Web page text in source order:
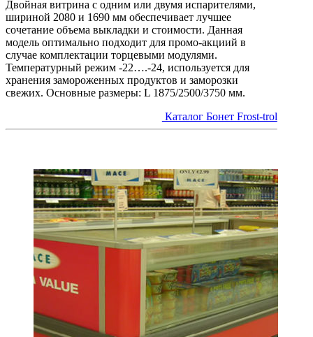
Двойная витрина с одним или двумя испарителями,
шириной 2080 и 1690 мм обеспечивает лучшее
сочетание объема выкладки и стоимости. Данная
модель оптимально подходит для промо-акциий в
случае комплектации торцевыми модулями.
Температурный режим -22….-24, используется для
хранения замороженных продуктов и заморозки
свежих. Основные размеры: L 1875/2500/3750 мм.
Каталог Бонет Frost-trol